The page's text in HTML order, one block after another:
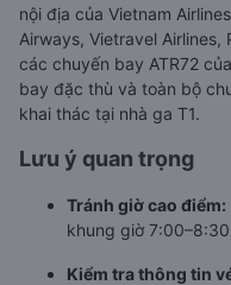
nội địa của Vietnam
Airways, Vietravel
các chuyến bay ATR72
bay đặc thù và toàn bộ
khai thác tại nhà ga T1.
Lưu ý quan trọng
Tránh giờ cao điểm:
khung giờ
Kiểm tra thông tin